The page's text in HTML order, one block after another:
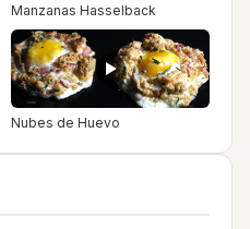
Manzanas Hasselback
Nubes de Huevo